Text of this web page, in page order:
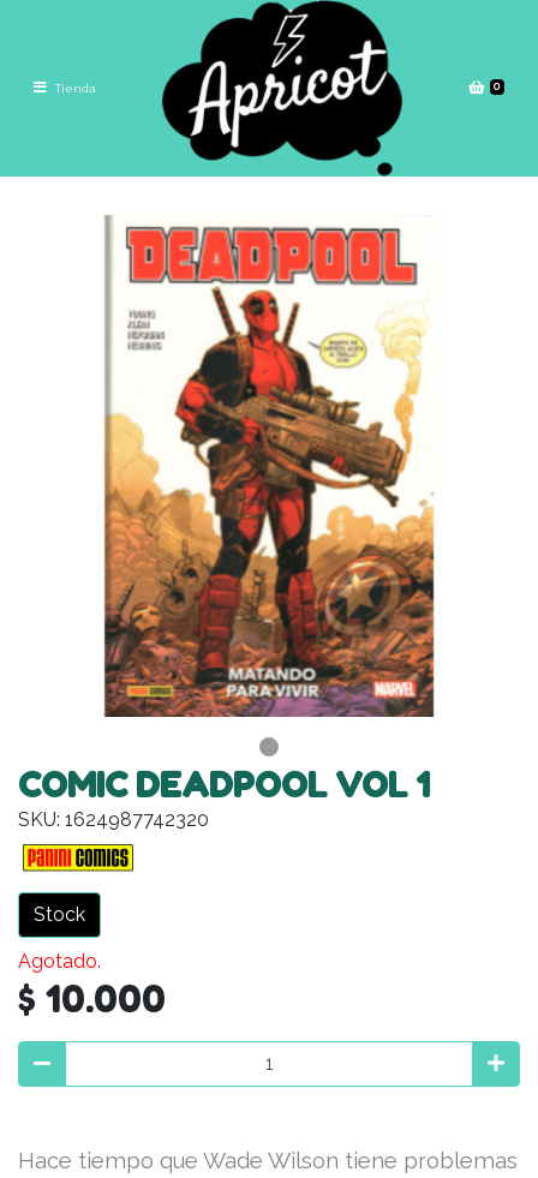
Tienda 0
COMIC DEADPOOL VOL 1
SKU: 1624987742320
Stock
Agotado.
$ 10.000
Hace tiempo que Wade Wilson tiene problemas